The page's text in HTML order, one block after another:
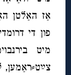
אַז האַלטן
פון די
מיט
צײַט⸗ראַמען,